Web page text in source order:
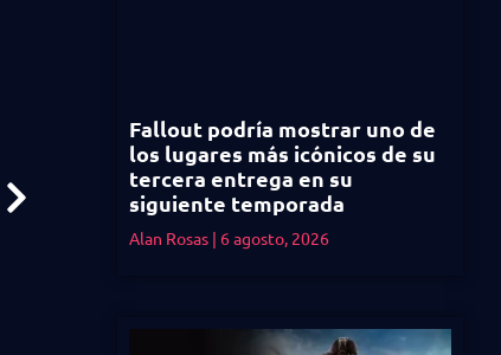
Fallout podría mostrar uno de
los lugares más icónicos de su
tercera entrega en su
siguiente temporada
Alan Rosas 6 agosto, 2026